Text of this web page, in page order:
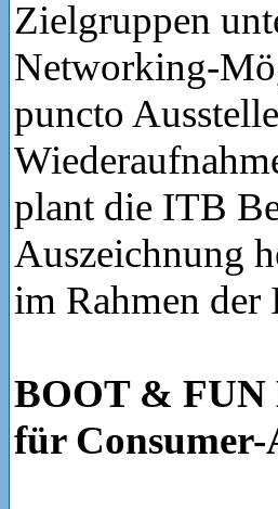
Zielgruppen
Networking-
puncto
plant die ITB
Auszeichnung
im Rahmen
BOOT & FUN
für Consumer-